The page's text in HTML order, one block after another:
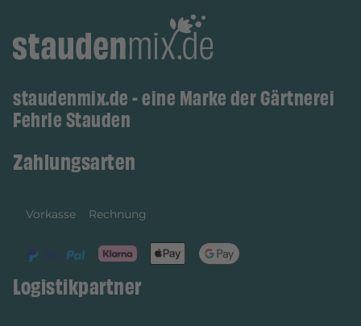
staudenmix.de - eine Marke der Gärtnerei
Fehrle Stauden
Zahlungsarten
Vorkasse Rechnung
Logistikpartner